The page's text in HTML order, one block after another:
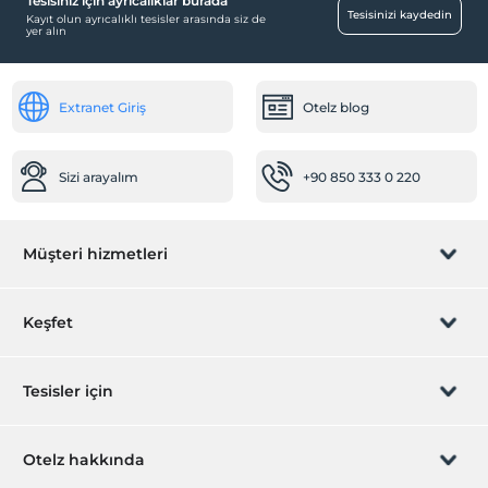
Kayıt olun ayrıcalıklı tesisler arasında siz de
yer alın
Tesisinizi kaydedin
Extranet Giriş Otelz blog
Sizi arayalım +90 850 333 0 220
Müşteri hizmetleri
Rezervasyon yönet
Keşfet
Hediye Kart
Tesisler için
Hemen tesisinizi ekleyin
Otelz hakkında